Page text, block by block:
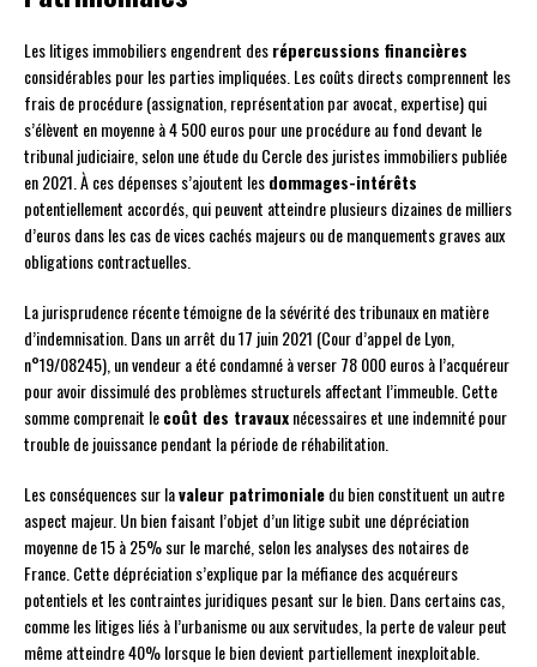
Les litiges immobiliers engendrent desrépercussions financières
considérables pour les parties impliquées. Les coûts directs comprennent les
frais de procédure (assignation, représentation par avocat, expertise) qui
s’élèvent en moyenne à 4 500 euros pour une procédure au fond devant le
tribunal judiciaire, selon une étude du Cercle des juristes immobiliers publiée
en 2021. À ces dépenses s’ajoutent lesdommages-intérêts
potentiellement accordés, qui peuvent atteindre plusieurs dizaines de milliers
d’euros dans les cas de vices cachés majeurs ou de manquements graves aux
obligations contractuelles.
La jurisprudence récente témoigne de la sévérité des tribunaux en matière
d’indemnisation. Dans un arrêt du 17 juin 2021 (Cour d’appel de Lyon,
n°19/08245), un vendeur a été condamné à verser 78 000 euros à l’acquéreur
pour avoir dissimulé des problèmes structurels affectant l’immeuble. Cette
somme comprenait lecoût des travauxnécessaires et une indemnité pour
trouble de jouissance pendant la période de réhabilitation.
Les conséquences sur lavaleur patrimonialedu bien constituent un autre
aspect majeur. Un bien faisant l’objet d’un litige subit une dépréciation
moyenne de 15 à 25% sur le marché, selon les analyses des notaires de
France. Cette dépréciation s’explique par la méfiance des acquéreurs
potentiels et les contraintes juridiques pesant sur le bien. Dans certains cas,
comme les litiges liés à l’urbanisme ou aux servitudes, la perte de valeur peut
même atteindre 40% lorsque le bien devient partiellement inexploitable.